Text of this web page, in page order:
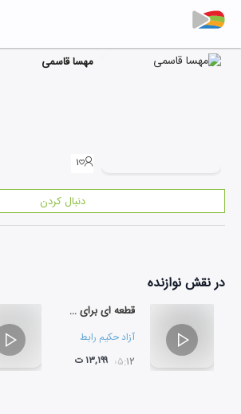
مهسا قاسمی
۱
دنبال کردن
در نقشنوازنده
قطعه ای برای کوارتت زهی
آزاد حکیم رابط
۰۵:۱۲ ۱۳,۱۹۹ ت